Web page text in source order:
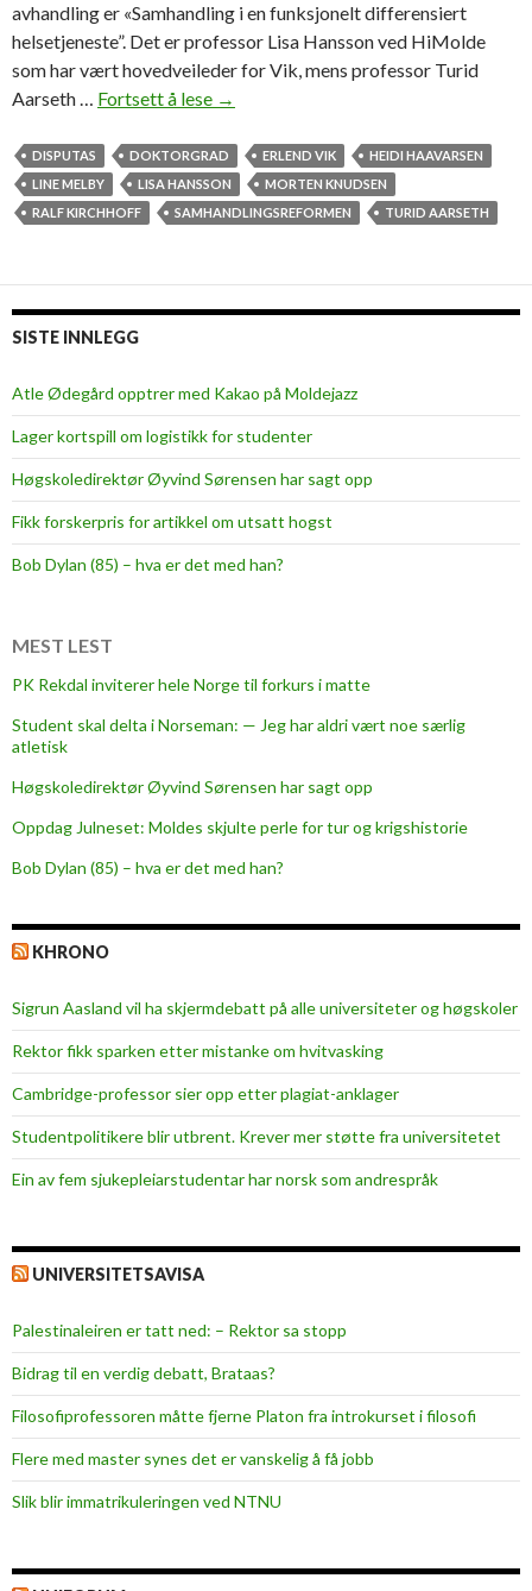
avhandling er «Samhandling i en funksjonelt differensiert
helsetjeneste”. Det er professor Lisa Hansson ved HiMolde
som har vært hovedveileder for Vik, mens professor Turid
Aarseth … Fortsett å lese S
E
r
l
k
f
o
s
v
k
t
r
r
a
s
b
e
i
d
m
s
n
d
l
i
n
g
s
f
→
DISPUTAS DOKTORGRAD ERLEND VIK
HEIDI HAAVARSEN
LINE MELBY
LISA HANSSON
MORTEN KNUDSEN
RALF KIRCHHOFF
SAMHANDLINGSREFORMEN TURID AARSETH
SISTE INNLEGG
Atle Ødegård opptrer med Kakao på Moldejazz
Lager kortspill om logistikk for studenter
Høgskoledirektør Øyvind Sørensen har sagt opp
Fikk forskerpris for artikkel om utsatt hogst
Bob Dylan (85) – hva er det med han?
MEST LEST
PK Rekdal inviterer hele Norge til forkurs i matte
Student skal delta i Norseman: — Jeg har aldri vært noe særlig
atletisk
Høgskoledirektør Øyvind Sørensen har sagt opp
Oppdag Julneset: Moldes skjulte perle for tur og krigshistorie
Bob Dylan (85) – hva er det med han?
KHRONO
Sigrun Aasland vil ha skjerm­debatt på alle universiteter og høgskoler
Rektor fikk sparken etter mistanke om hvitvasking
Cambridge-professor sier opp etter plagiat-anklager
Studentpolitikere blir utbrent. Krever mer støtte fra universitetet
Ein av fem sjukepleiar­studentar har norsk som andrespråk
UNIVERSITETSAVISA
Palestinaleiren er tatt ned: – Rektor sa stopp
Bidrag til en verdig debatt, Brataas?
Filosofiprofessoren måtte fjerne Platon fra introkurset i filosofi
Flere med master synes det er vanskelig å få jobb
Slik blir immatrikuleringen ved NTNU